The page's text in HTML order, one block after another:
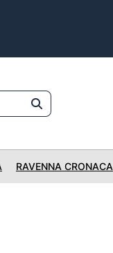
RAVENNA CRONACA